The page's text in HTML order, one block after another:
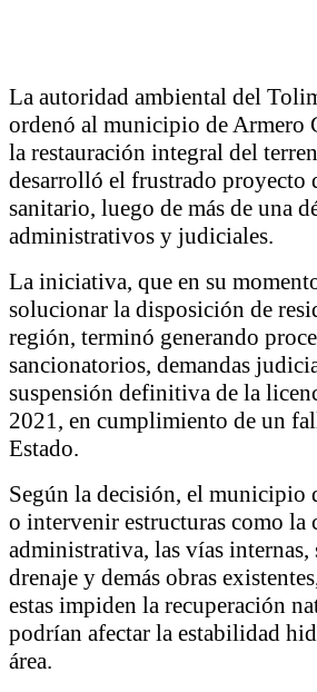
La autoridad ambiental del
ordenó al municipio deArmero
la restauración integral del
desarrolló el frustrado proyecto
sanitario, luego de más de una
administrativos y judiciales.
La iniciativa, que en su
solucionar la disposición de
región, terminó generando
sancionatorios, demandas
suspensión definitiva de la
2021, en cumplimiento de un
Estado.
Según la decisión, el municipio
o intervenir estructuras como la
administrativa, las vías internas,
drenaje y demás obras
estas impiden la recuperación
podrían afectar la estabilidad
área.